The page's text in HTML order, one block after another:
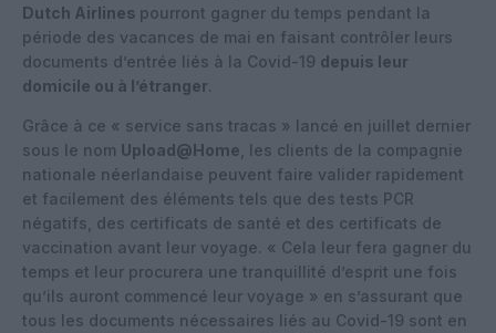
Dutch Airlines pourront gagner du temps pendant la
période des vacances de mai en faisant contrôler leurs
documents d’entrée liés à la Covid-19 depuis leur
domicile ou à l’étranger.
Grâce à ce « service sans tracas » lancé en juillet dernier
sous le nom Upload@Home , les clients de la compagnie
nationale néerlandaise peuvent faire valider rapidement
et facilement des éléments tels que des tests PCR
négatifs, des certificats de santé et des certificats de
vaccination avant leur voyage. « Cela leur fera gagner du
temps et leur procurera une tranquillité d’esprit une fois
qu’ils auront commencé leur voyage » en s’assurant que
tous les documents nécessaires liés au Covid-19 sont en